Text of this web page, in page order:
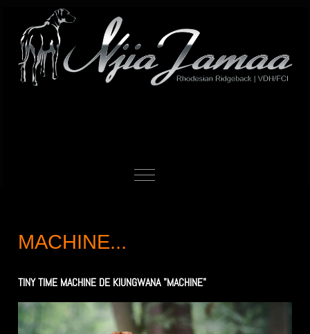
Mobile Menu Toggle
MACHINE...
TINY TIME MACHINE DE KIUNGWANA "MACHINE"